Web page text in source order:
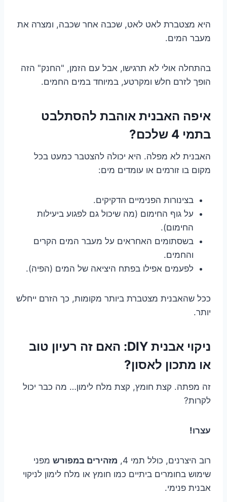
היא מצטברת לאט לאט, שכבה אחר שכבה, ומצרה את
מעבר המים.
בהתחלה אולי לא תרגישו, אבל עם הזמן, "החנק" הזה
הופך לזרם חלש ומקרטע, במיוחד במים החמים.
איפה האבנית אוהבת להסתלבט
בתמי 4 שלכם?
האבנית לא מפלה. היא יכולה להצטבר כמעט בכל
מקום בו זורמים או עומדים מים:
בצינורות הפנימיים הדקיקים.
על גוף החימום (מה שיכול גם לפגוע ביעילות
החימום).
בשסתומים האחראים על מעבר המים הקרים
והחמים.
לפעמים אפילו בפתח היציאה של המים (הפיה).
ככל שהאבנית מצטברת ביותר מקומות, כך הזרם ייחלש
יותר.
ניקוי אבנית DIY: האם זה רעיון טוב
או מתכון לאסון?
זה מפתה. קצת חומץ, קצת מלח לימון… מה כבר יכול
לקרות?
עצרו!
רוב היצרנים, כולל תמי 4, מזהירים במפורש מפני
שימוש בחומרים ביתיים כמו חומץ או מלח לימון לניקוי
אבנית פנימי.